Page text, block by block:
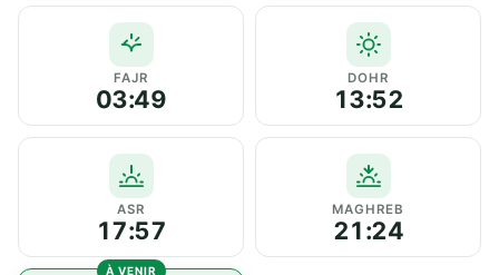
FAJR
03:49
DOHR
13:52
ASR
17:57
MAGHREB
21:24